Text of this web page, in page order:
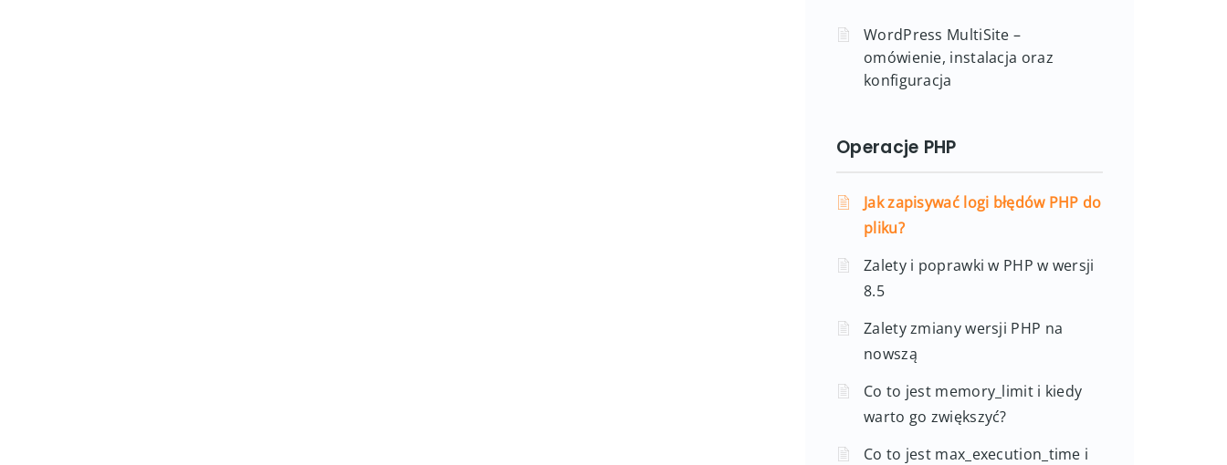
WordPress MultiSite –
omówienie, instalacja oraz
konfiguracja
Operacje PHP
Jak zapisywać logi błędów PHP do
pliku?
Zalety i poprawki w PHP w wersji
8.5
Zalety zmiany wersji PHP na
nowszą
Co to jest memory_limit i kiedy
warto go zwiększyć?
Co to jest max_execution_time i